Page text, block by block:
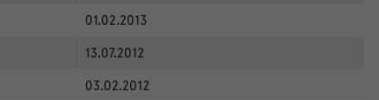
01.02.2013
13.07.2012
03.02.2012